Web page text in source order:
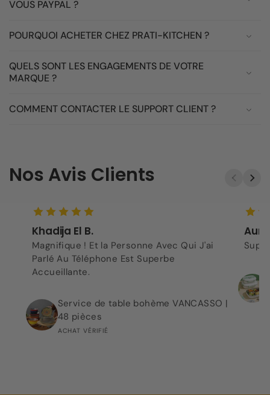
VOUS PAYPAL ?
POURQUOI ACHETER CHEZ PRATI-KITCHEN ?
QUELS SONT LES ENGAGEMENTS DE VOTRE
MARQUE ?
COMMENT CONTACTER LE SUPPORT CLIENT ?
Nos Avis Clients
Khadija El B.
Magnifique ! Et la Personne Avec Qui J'ai
Parlé Au Téléphone Est Superbe
Accueillante.
Service de table bohème VANCASSO |
48 pièces
ACHAT VÉRIFIÉ